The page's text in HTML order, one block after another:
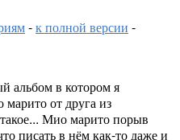
-к полной версии -
альбом в котором я
от друга из
Мио марито порыв
писать в нём как-то даже и